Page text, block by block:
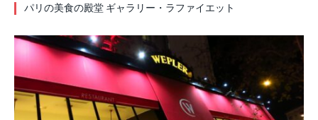
パリの美食の殿堂 ギャラリー・ラファイエット